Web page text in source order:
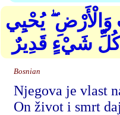
وَالْأَرْضِ ۖ يُحْيِي
شَيْءٍ قَدِيرٌ
Bosnian
Njegova je vlast
On život i smrt